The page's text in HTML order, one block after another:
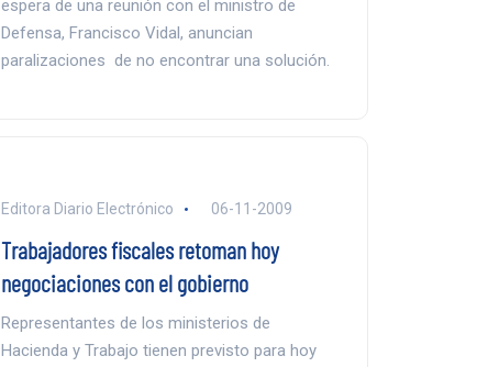
espera de una reunión con el ministro de
Defensa, Francisco Vidal, anuncian
paralizaciones de no encontrar una solución.
Editora Diario Electrónico 06-11-2009
Trabajadores fiscales retoman hoy
negociaciones con el gobierno
Representantes de los ministerios de
Hacienda y Trabajo tienen previsto para hoy